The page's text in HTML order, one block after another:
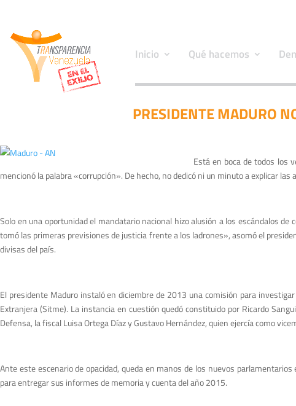
Inicio Qué hacemos
PRESIDENTE MADURO
Está en boca de todos los
mencionó la palabra «corrupción». De hecho, no dedicó ni un minuto a explicar
Solo en una oportunidad el mandatario nacional hizo alusión a los escándalos
tomó las primeras previsiones de justicia frente a los ladrones», asomó el
divisas del país.
El presidente Maduro instaló en diciembre de 2013 una comisión para
Extranjera (Sitme). La instancia en cuestión quedó constituido por Ricardo
Defensa, la fiscal Luisa Ortega Díaz y Gustavo Hernández, quien ejercía como
Ante este escenario de opacidad, queda en manos de los nuevos
para entregar sus informes de memoria y cuenta del año 2015.